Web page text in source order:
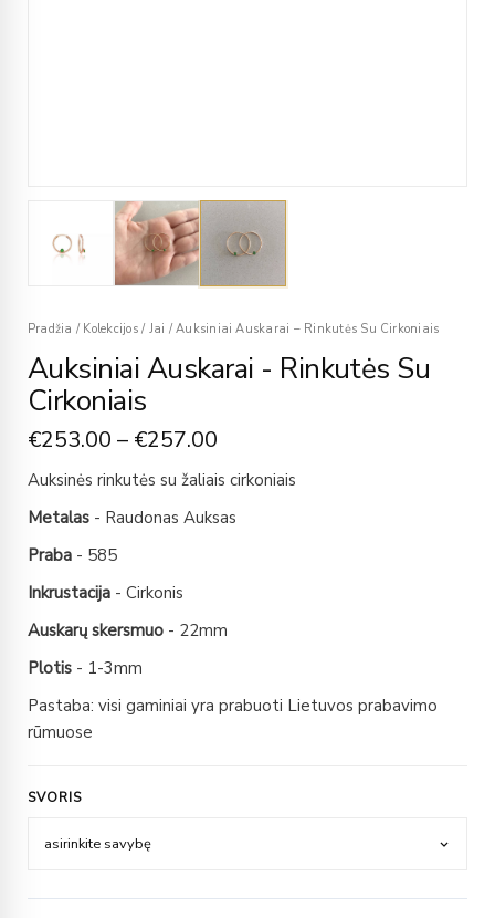
Pradžia / Kolekcijos / Jai /Auksiniai Auskarai – Rinkutės Su Cirkoniais
Auksiniai Auskarai - Rinkutės Su
Cirkoniais
€253.00 – €257.00
Auksinės rinkutės su žaliais cirkoniais
Metalas - Raudonas Auksas
Praba - 585
Inkrustacija - Cirkonis
Auskarų skersmuo - 22mm
Plotis - 1-3mm
Pastaba: visi gaminiai yra prabuoti Lietuvos prabavimo
rūmuose
SVORIS